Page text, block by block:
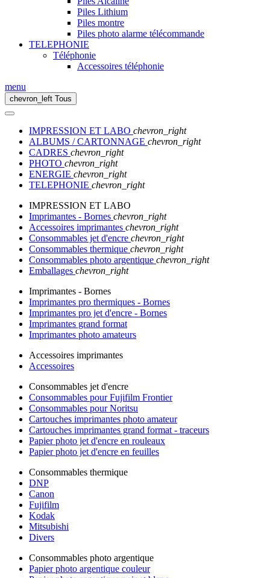
Piles Lithium
Piles montre
Piles photo alarme télécommande
TELEPHONIE
Téléphonie
Accessoires téléphonie
menu
chevron_left Tous
IMPRESSION ET LABO chevron_right
ALBUMS / CARTONNAGE chevron_right
CADRES chevron_right
PHOTO chevron_right
ENERGIE chevron_right
TELEPHONIE chevron_right
IMPRESSION ET LABO
Imprimantes - Bornes chevron_right
Accessoires imprimantes chevron_right
Consommables jet d'encre chevron_right
Consommables thermique chevron_right
Consommables photo argentique chevron_right
Emballages chevron_right
Imprimantes - Bornes
Imprimantes pro thermiques - Bornes
Imprimantes pro jet d'encre - Bornes
Imprimantes grand format
Imprimantes photo amateurs
Accessoires imprimantes
Accessoires
Consommables jet d'encre
Consommables pour Fujifilm Frontier
Consommables pour Noritsu
Cartouches imprimantes photo amateur
Cartouches imprimantes grand format - traceurs
Papier photo jet d'encre en rouleaux
Papier photo jet d'encre en feuilles
Consommables thermique
DNP
Canon
Fujifilm
Kodak
Mitsubishi
Divers
Consommables photo argentique
Papier photo argentique couleur